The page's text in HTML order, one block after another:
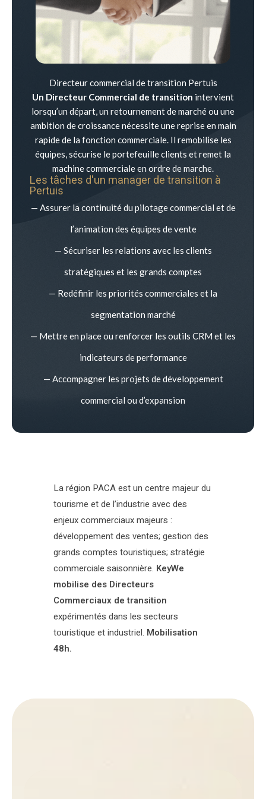
Directeur commercial de transition Pertuis
Un Directeur Commercial de transition intervient
lorsqu’un départ, un retournement de marché ou une
ambition de croissance nécessite une reprise en main
rapide de la fonction commerciale. Il remobilise les
équipes, sécurise le portefeuille clients et remet la
machine commerciale en ordre de marche.
Les tâches d'un manager de transition à
Pertuis
— Assurer la continuité du pilotage commercial et de
l’animation des équipes de vente
— Sécuriser les relations avec les clients
stratégiques et les grands comptes
— Redéfinir les priorités commerciales et la
segmentation marché
— Mettre en place ou renforcer les outils CRM et les
indicateurs de performance
— Accompagner les projets de développement
commercial ou d’expansion
La région PACA est un centre majeur du
tourisme et de l’industrie avec des
enjeux commerciaux majeurs :
développement des ventes; gestion des
grands comptes touristiques; stratégie
commerciale saisonnière. KeyWe
mobilise des Directeurs
Commerciaux de transition
expérimentés dans les secteurs
touristique et industriel. Mobilisation
48h.